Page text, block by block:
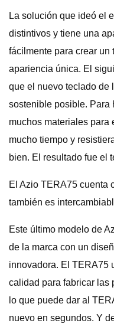
La solución que ideó el
distintivos y tiene una
fácilmente para crear
apariencia única. El
que el nuevo teclado de
sostenible posible. Para
muchos materiales para
mucho tiempo y
bien. El resultado fue el
El Azio TERA75 cuenta
también es
Este último modelo de
de la marca con un
innovadora. El TERA75
calidad para fabricar las
lo que puede dar al
nuevo en segundos. Y